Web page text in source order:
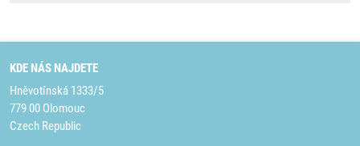
KDE NÁS NAJDETE
Hněvotínská 1333/5
779 00 Olomouc
Czech Republic